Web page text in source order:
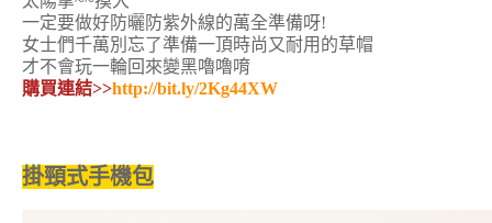
一定要做好防曬防紫外線的萬全準備呀!
女士們千萬別忘了準備一頂時尚又耐用的草帽
才不會玩一輪回來變黑嚕嚕唷
購買連結>>http://bit.ly/2Kg44XW
掛頸式手機包